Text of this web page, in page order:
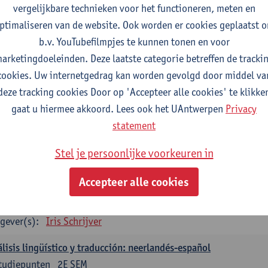
Christophe Declercq
verplichte opleidingsonderdelen
concepto de revolución en Hispanoamérica (siglos XX-XXI)
1E SEM
Rafael Pedemonte
Spaans-Nederlands: Juridische en economische teksten
Iris Schrijver
Spaans-Nederlands: Cultuur en media
Iris Schrijver
lingüístico y traducción: neerlandés-español
2E SEM
vergelijkbare technieken voor het functioneren, meten en
van de website. Ook worden er cookies geplaatst
b.v. YouTubefilmpjes te kunnen tonen en voor
Deze laatste categorie betreffen de
Uw internetgedrag kan worden gevolgd door middel
tracking cookies Door op 'Accepteer alle cookies' te
gaat u hiermee akkoord. Lees ook het UAntwerpen Privacy
statement
Stel je persoonlijke voorkeuren in
Accepteer alle cookies